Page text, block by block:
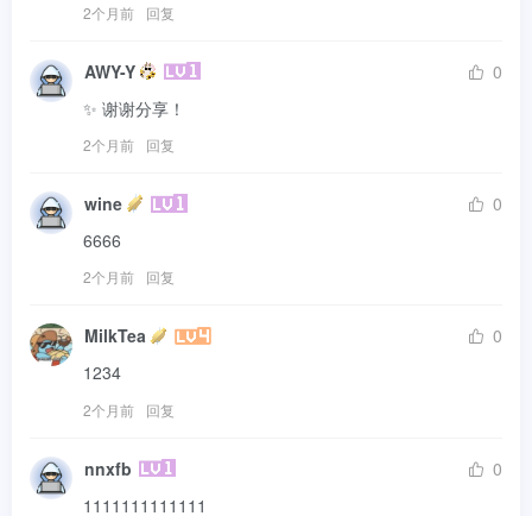
2个月前 回复
AWY-Y
0
✨ 谢谢分享！
2个月前 回复
wine
0
6666
2个月前 回复
MilkTea
0
1234
2个月前 回复
nnxfb
0
1111111111111